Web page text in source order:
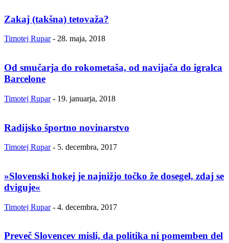
Zakaj (takšna) tetovaža?
Timotej Rupar - 28. maja, 2018
Od smučarja do rokometaša, od navijača do igralca
Barcelone
Timotej Rupar - 19. januarja, 2018
Radijsko športno novinarstvo
Timotej Rupar - 5. decembra, 2017
»Slovenski hokej je najnižjo točko že dosegel, zdaj se
dviguje«
Timotej Rupar - 4. decembra, 2017
Preveč Slovencev misli, da politika ni pomemben del